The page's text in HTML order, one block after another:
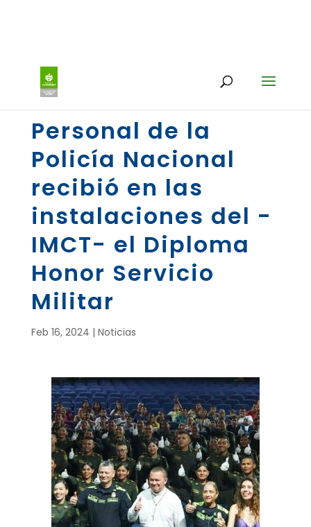
Personal de la
Policía Nacional
recibió en las
instalaciones del -
IMCT- el Diploma
Honor Servicio
Militar
Feb 16, 2024 | Noticias